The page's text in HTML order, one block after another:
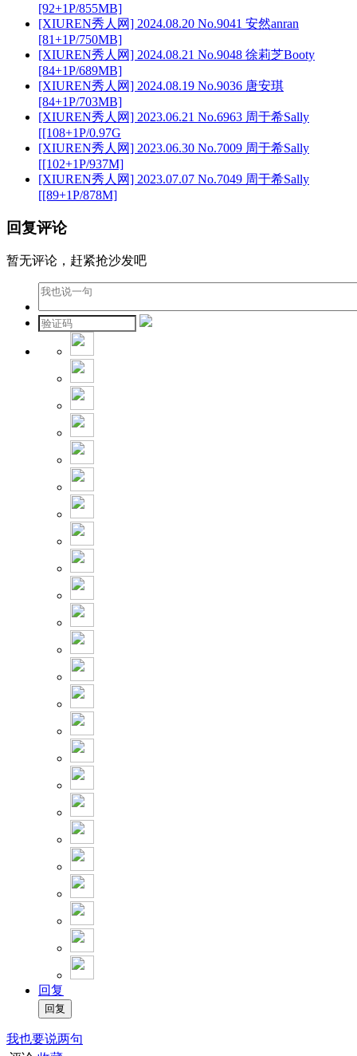
[92+1P/855MB]
[XIUREN秀人网] 2024.08.20 No.9041 安然anran
[81+1P/750MB]
[XIUREN秀人网] 2024.08.21 No.9048 徐莉芝Booty
[84+1P/689MB]
[XIUREN秀人网] 2024.08.19 No.9036 唐安琪
[84+1P/703MB]
[XIUREN秀人网] 2023.06.21 No.6963 周于希Sally
[[108+1P/0.97G
[XIUREN秀人网] 2023.06.30 No.7009 周于希Sally
[[102+1P/937M]
[XIUREN秀人网] 2023.07.07 No.7049 周于希Sally
[[89+1P/878M]
回复评论
暂无评论，赶紧抢沙发吧
回复
我也要说两句